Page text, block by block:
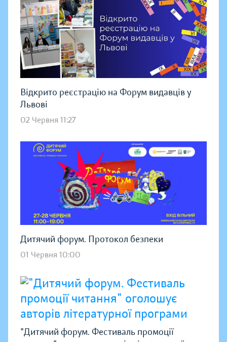
Відкрито реєстрацію на Форум видавців у
Львові
02 Червня 11:27
Дитячий форум. Протокол безпеки
01 Червня 10:00
"Дитячий форум. Фестиваль промоції